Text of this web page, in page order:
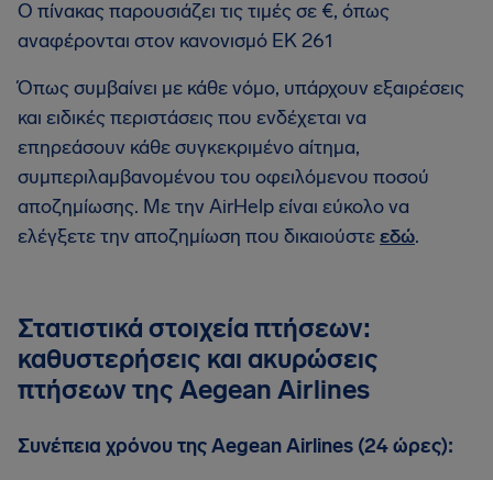
Ο πίνακας παρουσιάζει τις τιμές σε €, όπως
αναφέρονται στον κανονισμό ΕΚ 261
Όπως συμβαίνει με κάθε νόμο, υπάρχουν εξαιρέσεις
και ειδικές περιστάσεις που ενδέχεται να
επηρεάσουν κάθε συγκεκριμένο αίτημα,
συμπεριλαμβανομένου του οφειλόμενου ποσού
αποζημίωσης. Με την AirHelp είναι εύκολο να
ελέγξετε την αποζημίωση που δικαιούστεεδώ.
Στατιστικά στοιχεία πτήσεων:
καθυστερήσεις και ακυρώσεις
πτήσεων της Aegean Airlines
Συνέπεια χρόνου της Aegean Airlines (24 ώρες):